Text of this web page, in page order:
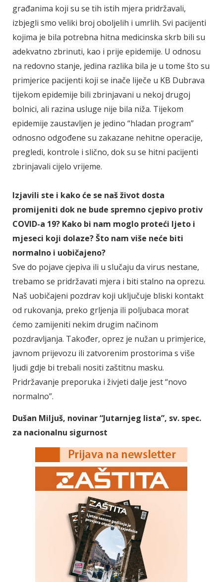
građanima koji su se tih istih mjera pridržavali,
izbjegli smo veliki broj oboljelih i umrlih. Svi pacijenti
kojima je bila potrebna hitna medicinska skrb bili su
adekvatno zbrinuti, kao i prije epidemije. U odnosu
na redovno stanje, jedina razlika bila je u tome što su
primjerice pacijenti koji se inače liječe u KB Dubrava
tijekom epidemije bili zbrinjavani u nekoj drugoj
bolnici, ali razina usluge nije bila niža. Tijekom
epidemije zaustavljen je jedino “hladan program”
odnosno odgođene su zakazane nehitne operacije,
pregledi, kontrole i slično, dok su se hitni pacijenti
zbrinjavali cijelo vrijeme.
Izjavili ste i kako će se naš život dosta
promijeniti dok ne bude spremno cjepivo protiv
COVID-a 19? Kako bi nam moglo proteći ljeto i
mjeseci koji dolaze? Što nam više neće biti
normalno i uobičajeno?
Sve do pojave cjepiva ili u slučaju da virus nestane,
trebamo se pridržavati mjera i biti stalno na oprezu.
Naš uobičajeni pozdrav koji uključuje bliski kontakt
od rukovanja, preko grljenja ili poljubaca morat
ćemo zamijeniti nekim drugim načinom
pozdravljanja. Također, oprez je nužan u primjerice,
javnom prijevozu ili zatvorenim prostorima s više
ljudi gdje bi trebali nositi zaštitnu masku.
Pridržavanje preporuka i živjeti dalje jest “novo
normalno”.
Dušan Miljuš, novinar “Jutarnjeg lista”, sv. spec.
za nacionalnu sigurnost